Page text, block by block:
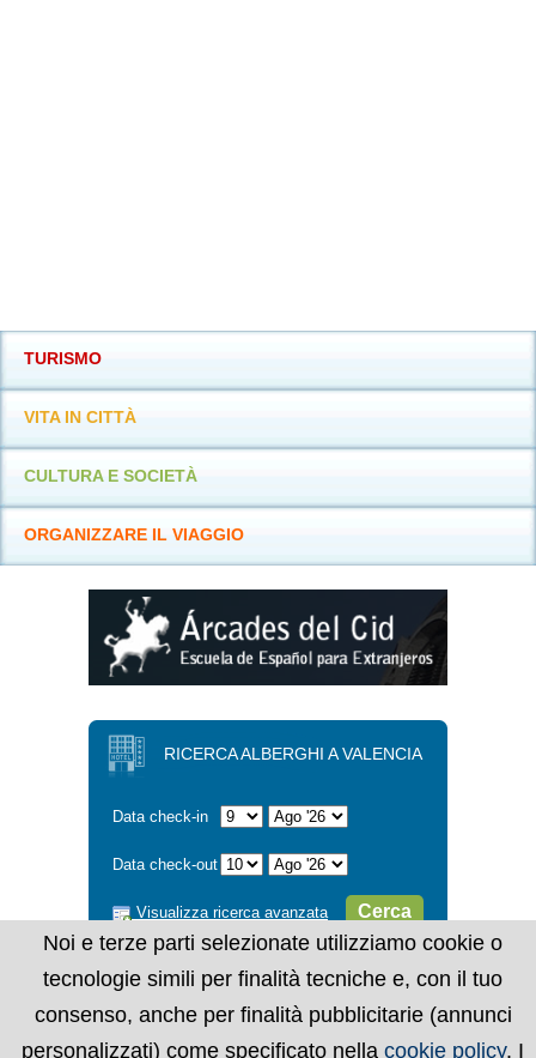
TURISMO
VITA IN CITTÀ
CULTURA E SOCIETÀ
ORGANIZZARE IL VIAGGIO
RICERCA ALBERGHI A VALENCIA
Data check-in
Data check-out
Visualizza ricerca avanzata Cerca
Noi e terze parti selezionate utilizziamo cookie o
tecnologie simili per finalità tecniche e, con il tuo
consenso, anche per finalità pubblicitarie (annunci
personalizzati) come specificato nella cookie policy. I